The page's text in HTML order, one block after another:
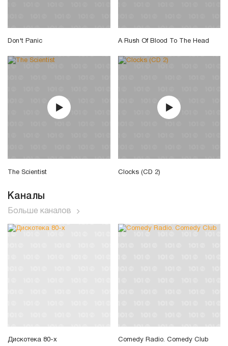
Don't Panic A Rush Of Blood To The Head
The Scientist Clocks (CD 2)
Каналы
Больше каналов
Дискотека 80-х Comedy Radio. Comedy Club